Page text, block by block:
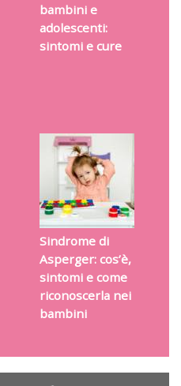
bambini e
adolescenti:
sintomi e cure
Sindrome di
Asperger: cos’è,
sintomi e come
riconoscerla nei
bambini